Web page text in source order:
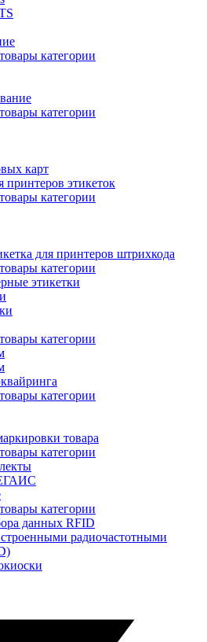
категории
категории
карт
этикеток
категории
для принтеров штрихкода
категории
этикетки
категории
категории
товара
категории
категории
данных RFID
радиочастотными